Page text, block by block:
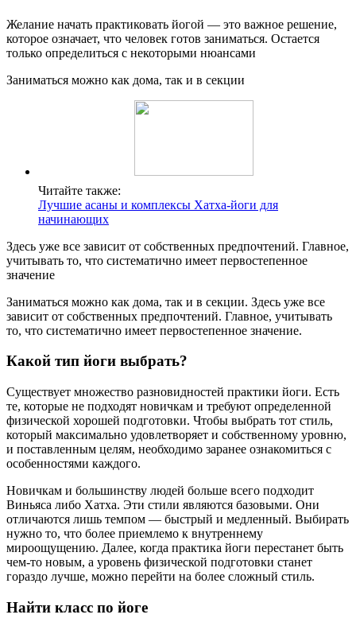
Желание начать практиковать йогой — это важное решение,
которое означает, что человек готов заниматься. Остается
только определиться с некоторыми нюансами
Заниматься можно как дома, так и в секции
Читайте также:
Лучшие асаны и комплексы Хатха-йоги для
начинающих
Здесь уже все зависит от собственных предпочтений. Главное,
учитывать то, что систематично имеет первостепенное
значение
Заниматься можно как дома, так и в секции. Здесь уже все
зависит от собственных предпочтений. Главное, учитывать
то, что систематично имеет первостепенное значение.
Какой тип йоги выбрать?
Существует множество разновидностей практики йоги. Есть
те, которые не подходят новичкам и требуют определенной
физической хорошей подготовки. Чтобы выбрать тот стиль,
который максимально удовлетворяет и собственному уровню,
и поставленным целям, необходимо заранее ознакомиться с
особенностями каждого.
Новичкам и большинству людей больше всего подходит
Виньяса либо Хатха. Эти стили являются базовыми. Они
отличаются лишь темпом — быстрый и медленный. Выбирать
нужно то, что более приемлемо к внутреннему
мироощущению. Далее, когда практика йоги перестанет быть
чем-то новым, а уровень физической подготовки станет
гораздо лучше, можно перейти на более сложный стиль.
Найти класс по йоге